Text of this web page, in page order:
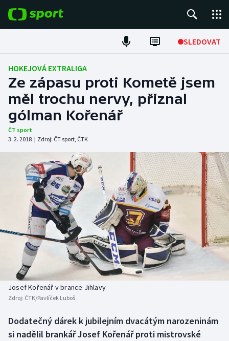
SLEDOVAT
Fotbal
Hokej
Tenis
Atletika
Cyklistika
DALŠÍ SPORTY
Americký fotbal
Baseball a softbal
Basketbal
Biatlon
Box
NEPŘEHLÉDNĚTE
Soutěže
Historické návraty
Aplikace ČT sport
HOKEJOVÁ EXTRALIGA
Ze zápasu proti Kometě jsem
měl trochu nervy, přiznal
gólman Kořenář
ČT sport
3. 2. 2018 | Zdroj: ČT sport, ČTK
Josef Kořenář v brance Jihlavy
Zdroj: ČTK/Pavlíček Luboš
Dodatečný dárek k jubilejním dvacátým narozeninám
si nadělil brankář Josef Kořenář proti mistrovské